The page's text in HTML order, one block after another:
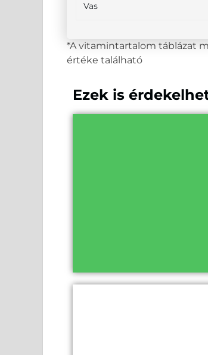
Vas
*A vitamintartalom táblázat
értéke található
Ezek is